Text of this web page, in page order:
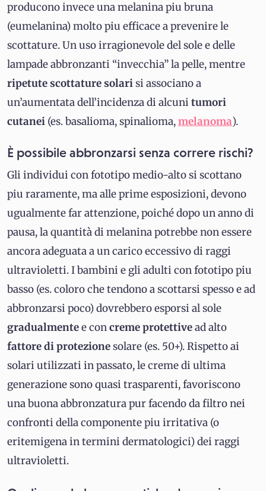
producono invece una melanina piu bruna
(eumelanina) molto piu efficace a prevenire le
scottature. Un uso irragionevole del sole e delle
lampade abbronzanti “invecchia” la pelle, mentre
ripetutescottaturesolarisi associano a
un’aumentata dell’incidenza di alcuni tumori
cutanei (es. basalioma, spinalioma,melanoma).
È possibile abbronzarsi senza correre rischi?
Gli individui con fototipo medio-alto si scottano
piu raramente, ma alle prime esposizioni, devono
ugualmente far attenzione, poiché dopo un anno di
pausa, la quantità di melanina potrebbe non essere
ancora adeguata a un carico eccessivo di raggi
ultravioletti. I bambini e gli adulti con fototipo piu
basso (es. coloro che tendono a scottarsi spesso e ad
abbronzarsi poco) dovrebbero esporsi al sole
gradualmentee concremeprotettivead alto
fattore di protezionesolare (es. 50+). Rispetto ai
solari utilizzati in passato, le creme di ultima
generazione sono quasi trasparenti, favoriscono
una buona abbronzatura pur facendo da filtro nei
confronti della componente piu irritativa (o
eritemigena in termini dermatologici) dei raggi
ultravioletti.